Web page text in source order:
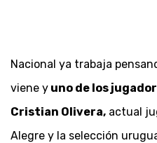
Nacional ya trabaja
viene y uno de los
Cristian Olivera, actual
Alegre y la selección